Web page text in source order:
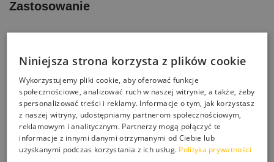
Zastosowanie
• Klinkier
• Dachówka ceramiczna
• Płytki ceramiczne nieszkliwione
• Mury z cegły
Niniejsza strona korzysta z plików cookie
Wykorzystujemy pliki cookie, aby oferować funkcje
społecznościowe, analizować ruch w naszej witrynie, a także, żeby
spersonalizować treści i reklamy. Informacje o tym, jak korzystasz
z naszej witryny, udostępniamy partnerom społecznościowym,
reklamowym i analitycznym. Partnerzy mogą połączyć te
informacje z innymi danymi otrzymanymi od Ciebie lub
uzyskanymi podczas korzystania z ich usług. Polityka prywatności